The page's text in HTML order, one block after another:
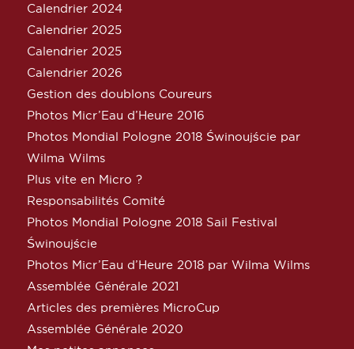
Calendrier 2024
Calendrier 2025
Calendrier 2025
Calendrier 2026
Gestion des doublons Coureurs
Photos Micr’Eau d’Heure 2016
Photos Mondial Pologne 2018 Świnoujście par
Wilma Wilms
Plus vite en Micro ?
Responsabilités Comité
Photos Mondial Pologne 2018 Sail Festival
Świnoujście
Photos Micr’Eau d’Heure 2018 par Wilma Wilms
Assemblée Générale 2021
Articles des premières MicroCup
Assemblée Générale 2020